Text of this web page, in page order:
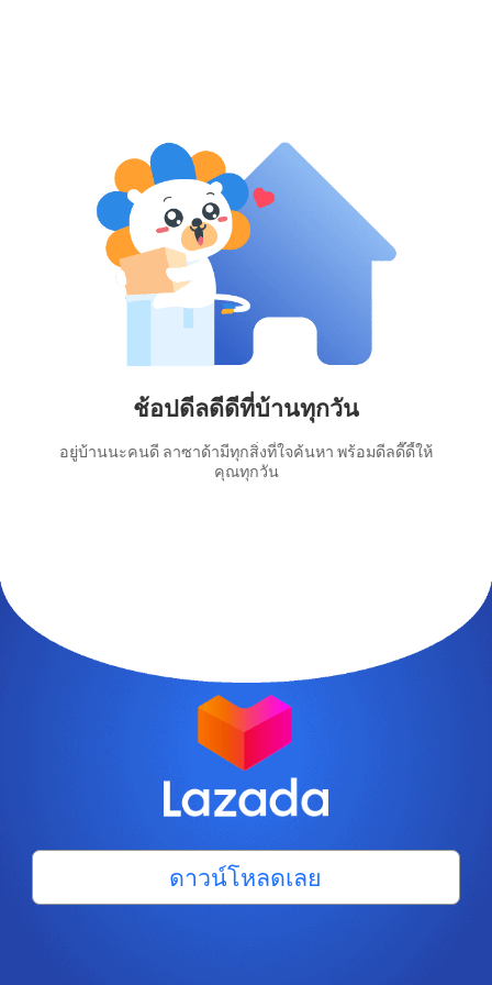
ช้อปดีลดีดีที่บ้านทุกวัน
อยู่บ้านนะคนดี ลาซาด้ามีทุกสิ่งที่ใจค้นหา พร้อมดีลดี๊ดี้ให้
คุณทุกวัน
ดาวน์โหลดเลย